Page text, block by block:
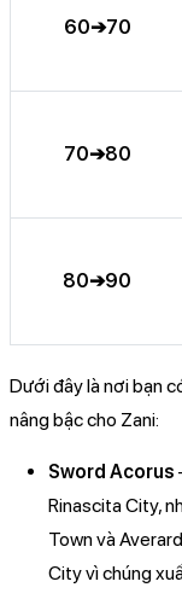
60➔70
70➔80
80➔90
Dưới đây là nơi bạn
nâng bậc cho Zani:
Sword Acorus
Rinascita City,
Town và
City vì chúng